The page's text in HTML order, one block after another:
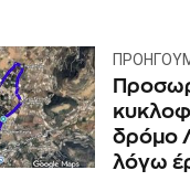
δρόμο
λόγω